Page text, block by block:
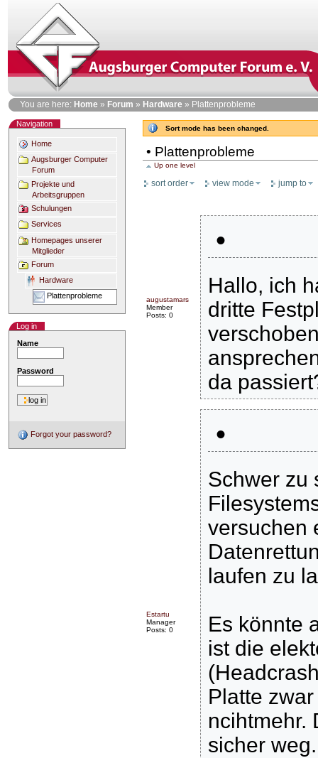
Personal
tools
You are here: Home » Forum » Hardware » Plattenprobleme
Navigation
Home
Augsburger Computer
Forum
Projekte und
Arbeitsgruppen
Schulungen
Services
Homepages unserer
Mitglieder
Forum
Hardware
Plattenprobleme
Log in
Name
Password
Forgot your password?
Sort mode has been changed.
• Plattenprobleme
Up one level
sort order view mode jump to
augustamars
Member
Posts: 0
•
Hallo, ich
dritte
da
Estartu
Manager
Posts: 0
•
Schwer zu
versuchen
laufen zu
Es könnte
ist die
Platte
ncihtmehr.
sicher weg.